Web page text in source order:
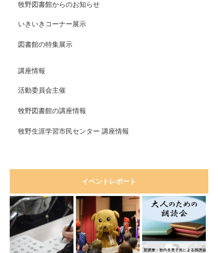
牧野図書館からのお知らせ
いきいきコーナー展示
図書館の特集展示
講座情報
活動委員会主催
牧野図書館の講座情報
牧野生涯学習市民センター 講座情報
イベントレポート